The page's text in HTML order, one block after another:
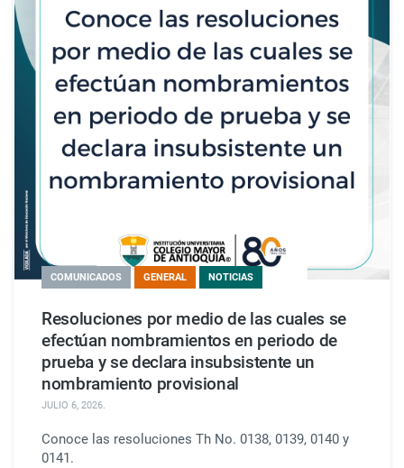
COMUNICADOS GENERAL NOTICIAS
Resoluciones por medio de las cuales se
efectúan nombramientos en periodo de
prueba y se declara insubsistente un
nombramiento provisional
JULIO 6, 2026.
Conoce las resoluciones Th No. 0138, 0139, 0140 y
0141.